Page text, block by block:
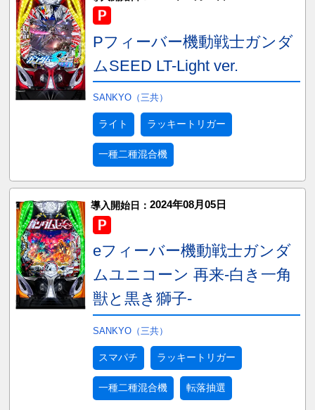
Pフィーバー機動戦士ガンダ
ムSEED LT-Light ver.
SANKYO（三共）
ライト ラッキートリガー
一種二種混合機
導入開始日： 2024年08月05日
eフィーバー機動戦士ガンダ
ムユニコーン 再来-白き一角
獣と黒き獅子-
SANKYO（三共）
スマパチ ラッキートリガー
一種二種混合機 転落抽選